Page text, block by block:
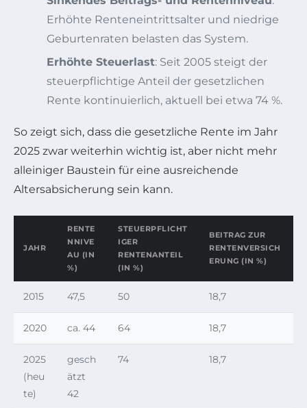
Erhöhte Renteneintrittsalter und niedrige
Geburtenraten belasten das System.
Erhöhte Steuerlast: Seit 2005 steigt der
steuerpflichtige Anteil der gesetzlichen
Rente kontinuierlich, aktuell bei etwa 74 %.
So zeigt sich, dass die gesetzliche Rente im Jahr
2025 zwar weiterhin wichtig ist, aber nicht mehr
alleiniger Baustein für eine ausreichende
Altersabsicherung sein kann.
JAHR
RENTE
NNIVE
AU (IN
%)
STEUERPFLICHT
IGER
RENTENANTEIL
(IN %)
BEITRAG ZUR
RENTENVERSICH
ERUNG (IN %)
2015 47,5 50 18,7
2020 ca. 44 64 18,7
2025
(heu
te)
gesch
ätzt
42
74 18,7